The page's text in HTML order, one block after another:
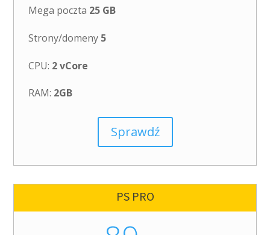
Mega poczta 25 GB
Strony/domeny 5
CPU: 2 vCore
RAM: 2GB
Sprawdź
PS PRO